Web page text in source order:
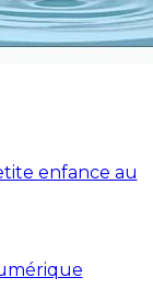
enfance au